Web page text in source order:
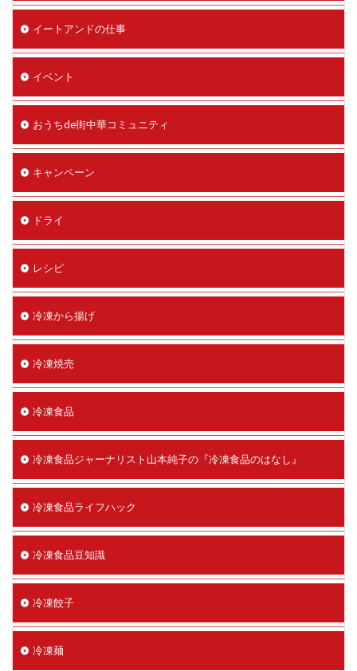
イートアンドの仕事
イベント
おうちde街中華コミュニティ
キャンペーン
ドライ
レシピ
冷凍から揚げ
冷凍焼売
冷凍食品
冷凍食品ジャーナリスト山本純子の『冷凍食品のはなし』
冷凍食品ライフハック
冷凍食品豆知識
冷凍餃子
冷凍麺